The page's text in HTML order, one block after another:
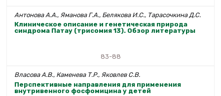
Антонова А.А., Яманова Г.А., Белякова И.С., Тарасочкина Д.С.
Клиническое описание и генетическая природа
синдрома Патау (трисомия 13). Обзор литературы
83-88
Власова А.В., Каменева Т.Р., Яковлев С.В.
Перспективные направления для применения
внутривенного фосфомицина у детей